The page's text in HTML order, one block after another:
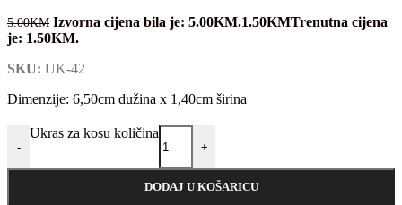
5.00KM Izvorna cijena bila je: 5.00KM.1.50KMTrenutna cijena
je: 1.50KM.
SKU: UK-42
Dimenzije: 6,50cm dužina x 1,40cm širina
-
Ukras za kosu količina
+
DODAJ U KOŠARICU